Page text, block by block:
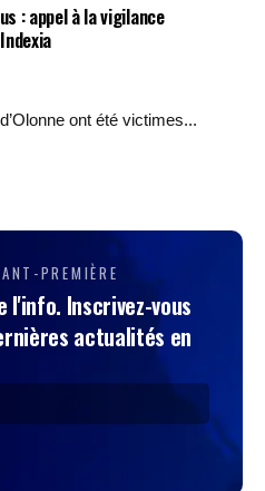
: appel à la vigilance
ont été victimes...
PREMIÈRE
l'info. Inscrivez-vous
actualités en